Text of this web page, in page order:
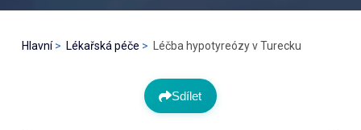
Hlavní Lékařská péče Léčba hypotyreózy v Turecku
Sdílet